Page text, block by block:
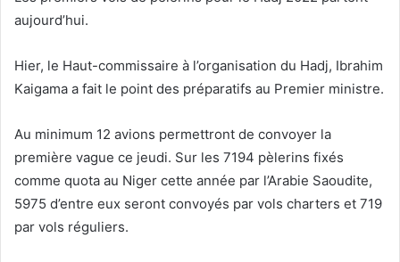
aujourd’hui.
Hier, le Haut-commissaire à l’organisation du Hadj, Ibrahim
Kaigama a fait le point des préparatifs au Premier ministre.
Au minimum 12 avions permettront de convoyer la
première vague ce jeudi. Sur les 7194 pèlerins fixés
comme quota au Niger cette année par l’Arabie Saoudite,
5975 d’entre eux seront convoyés par vols charters et 719
par vols réguliers.